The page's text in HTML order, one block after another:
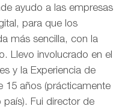
ayudo a las empresas
para que los
más sencilla, con la
Llevo involucrado en el
y la Experiencia de
15 años (prácticamente
país). Fui director de